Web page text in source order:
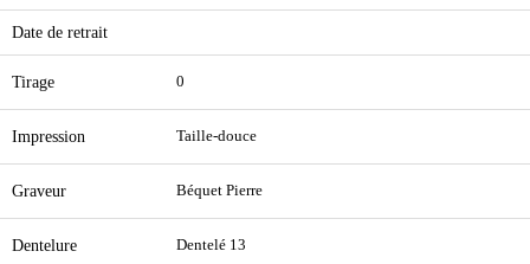
Date de retrait
Tirage 0
Impression Taille-douce
Graveur Béquet Pierre
Dentelure Dentelé 13